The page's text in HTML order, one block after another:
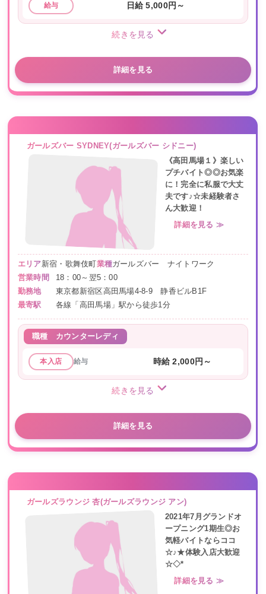
給与 日給 5,000円～
続きを見る
詳細を見る
ガールズバー SYDNEY(ガールズバー シドニー)
《高田馬場１》楽しい
プチバイト◎◎お気楽
に！完全に私服で大丈
夫です♪☆未経験者さ
ん大歓迎！
詳細を見る ≫
エリア新宿・歌舞伎町業種ガールズバー ナイトワーク
営業時間
18：00～翌5：00
勤務地
東京都新宿区高田馬場4-8-9 静香ビルB1F
最寄駅
各線「高田馬場」駅から徒歩1分
職種 カウンターレディ
本入店 給与 時給 2,000円～
続きを見る
詳細を見る
ガールズラウンジ 杏(ガールズラウンジ アン)
2021年7月グランドオ
ープニング1期生◎お
気軽バイトならココ
☆♪★体験入店大歓迎
☆◇*
詳細を見る ≫